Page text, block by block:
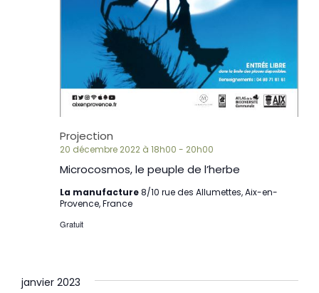
Projection
Microcosmos, le peuple de l’herbe
20 décembre 2022 à 18h00 - 20h00
La manufacture8/10 rue des Allumettes, Aix-en-
Provence, France
Gratuit
janvier 2023